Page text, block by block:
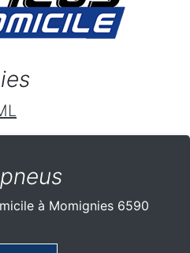
à Momignies 6590